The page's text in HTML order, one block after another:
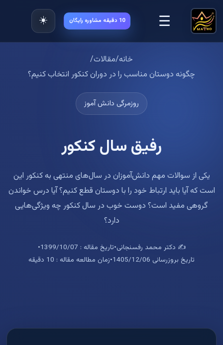
☰
☀️ 10 دقیقه مشاوره رایگان
خانه/مقالات/
چگونه دوستان مناسب را در دوران کنکور انتخاب کنیم؟
روزمرگی دانش آموز
رفیق سال کنکور
یکی از سوالات مهم دانش‌آموزان در سال‌های منتهی به کنکور این
است که آیا باید ارتباط خود را با دوستان قطع کنیم؟ آیا درس خواندن
گروهی مفید است؟ دوست خوب در سال کنکور چه ویژگی‌هایی
دارد؟
✍️ دکتر محمد رفسنجانی•تاریخ مقاله : 1399/10/07
•
تاریخ بروزرسانی 1405/12/06
•زمان مطالعه مقاله : 10 دقیقه